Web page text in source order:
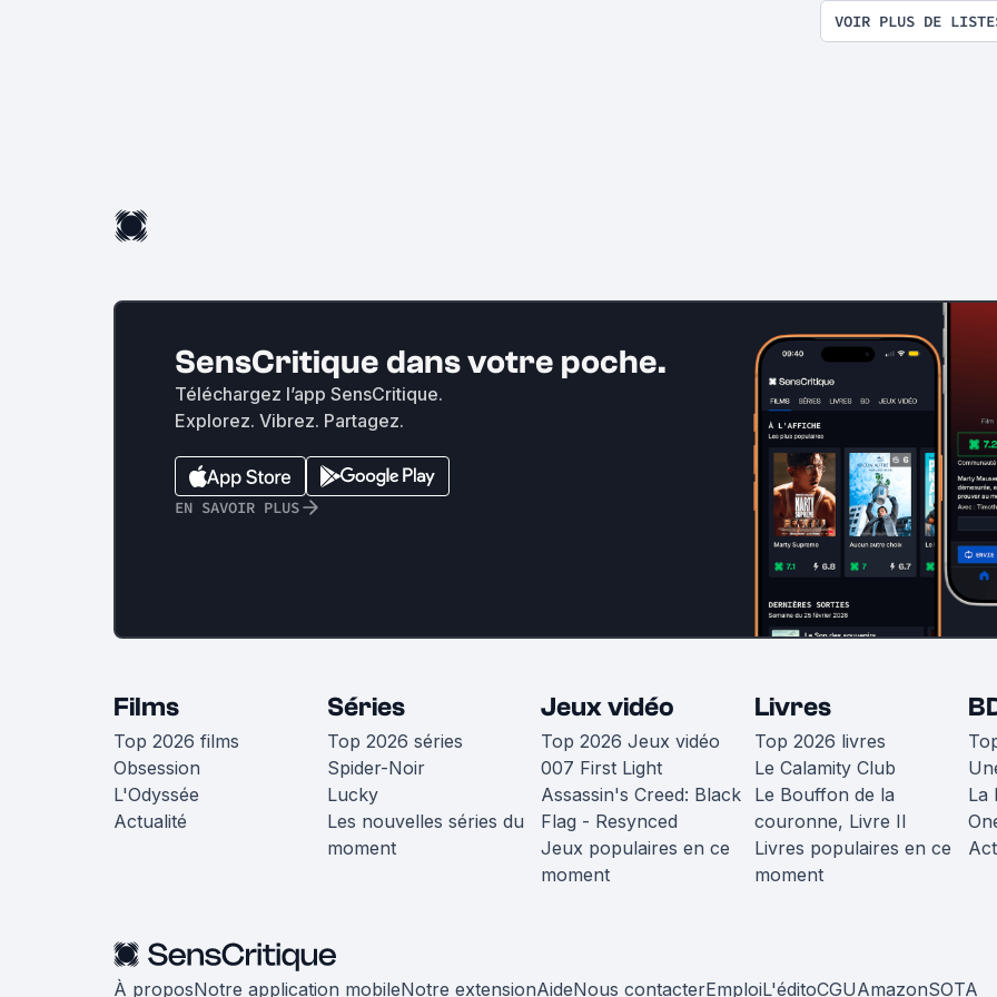
VOIR PLUS DE
SensCritique dans votre poche.
Téléchargez l’app SensCritique.
Explorez. Vibrez. Partagez.
EN SAVOIR PLUS
Films
Top 2026 films
Obsession
L'Odyssée
Actualité
Séries
Top 2026 séries
Spider-Noir
Lucky
Les nouvelles séries du
moment
Jeux vidéo
Top 2026 Jeux vidéo
007 First Light
Assassin's Creed: Black
Flag - Resynced
Jeux populaires en ce
moment
Livres
Top 2026 livres
Le Calamity Club
Le Bouffon de la
couronne, Livre II
Livres populaires en ce
moment
La
À proposNotre application mobileNotre extensionAideNous contacterEmploiL'éditoCGUAmazonSOTA